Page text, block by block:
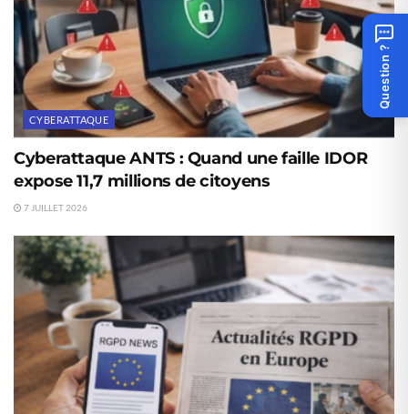
CYBERATTAQUE
Cyberattaque ANTS : Quand une faille IDOR
expose 11,7 millions de citoyens
7 JUILLET 2026
Question ?